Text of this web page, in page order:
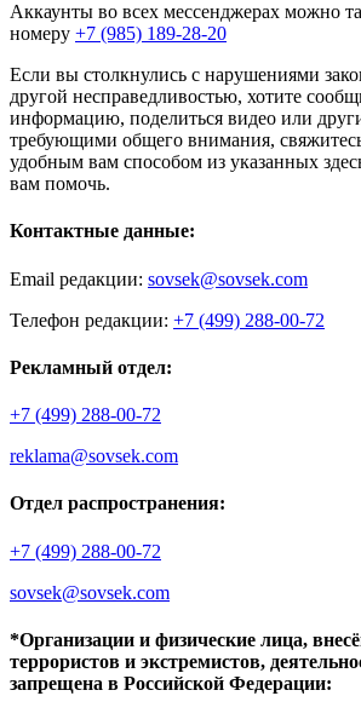
Аккаунты во всех мессенджерах можно
номеру +7 (985) 189-28-20
Если вы столкнулись с нарушениями
другой несправедливостью, хотите
информацию, поделиться видео или
требующими общего внимания,
удобным вам способом из указанных
вам помочь.
Контактные данные:
Email редакции: sovsek@sovsek.com
Телефон редакции: +7 (499) 288-00-72
Рекламный отдел:
+7 (499) 288-00-72
reklama@sovsek.com
Отдел распространения:
+7 (499) 288-00-72
sovsek@sovsek.com
*Организации и физические лица,
террористов и экстремистов,
запрещена в Российской Федерации: